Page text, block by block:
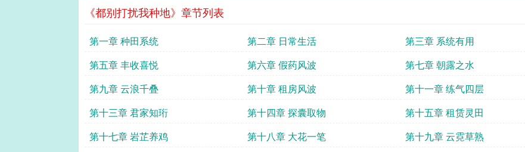
《都别打扰我种地》章节列表
第一章 种田系统 第二章 日常生活 第三章 系统有用
第五章 丰收喜悦
第六章 假药风波 第七章 朝露之水
第九章 云浪千叠
第十章 租房风波 第十一章 练气四层
第十三章 君家知珩
第十四章 探囊取物 第十五章 租赁灵田
第十七章 岩芷养鸡
第十八章 大花一笔 第十九章 云霓草熟